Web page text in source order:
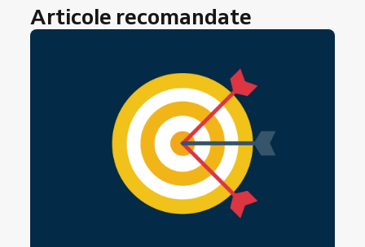
Articole recomandate